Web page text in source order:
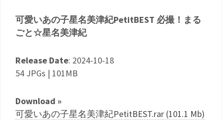
可愛いあの子星名美津紀PetitBEST 必撮！まる
ごと☆星名美津紀
Release Date: 2024-10-18
54 JPGs | 101MB
Download »
可愛いあの子星名美津紀PetitBEST.rar (101.1 Mb)